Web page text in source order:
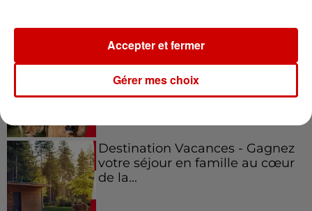
Le Duel - Gagnez vos entrées
pour l'un des zoos de nos
régions !
Destination Vacances - Gagnez
votre séjour en famille au cœur
de la...
Gérer mes choix
Accepter et fermer